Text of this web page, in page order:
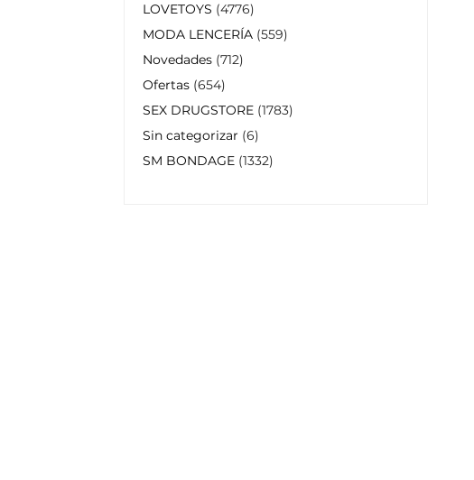
LOVETOYS 4776
MODA LENCERÍA 559
Novedades 712
Ofertas 654
SEX DRUGSTORE 1783
Sin categorizar 6
SM BONDAGE 1332